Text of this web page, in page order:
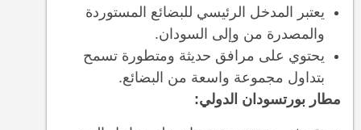
يعتبر المدخل الرئيسي للبضائع المستوردة
والمصدرة من وإلى السودان.
يحتوي على مرافق حديثة ومتطورة تسمح
بتداول مجموعة واسعة من البضائع.
مطار بورتسودان الدولي: